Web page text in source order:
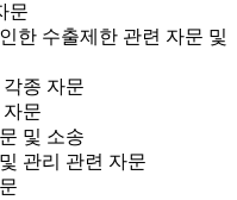
문
한 수출제한 관련 자문 및
종 자문
문
및 소송
관리 관련 자문